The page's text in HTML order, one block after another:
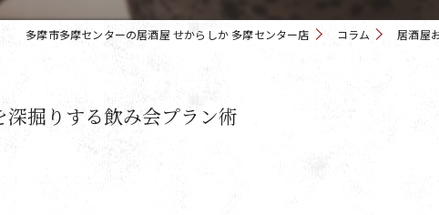
多摩市多摩センターの居酒屋 せからしか 多摩センター店 コラム 居酒屋
掘りする飲み会プラン術